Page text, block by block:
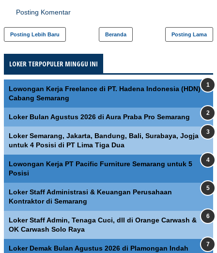
Posting Komentar
Posting Lebih Baru Posting Lama
Beranda
LOKER TERPOPULER MINGGU INI
Lowongan Kerja Freelance di PT. Hadena Indonesia (HDN)
Cabang Semarang
Loker Bulan Agustus 2026 di Aura Praba Pro Semarang
Loker Semarang, Jakarta, Bandung, Bali, Surabaya, Jogja
untuk 4 Posisi di PT Lima Tiga Dua
Lowongan Kerja PT Pacific Furniture Semarang untuk 5
Posisi
Loker Staff Administrasi & Keuangan Perusahaan
Kontraktor di Semarang
Loker Staff Admin, Tenaga Cuci, dll di Orange Carwash &
OK Carwash Solo Raya
Loker Demak Bulan Agustus 2026 di Plamongan Indah